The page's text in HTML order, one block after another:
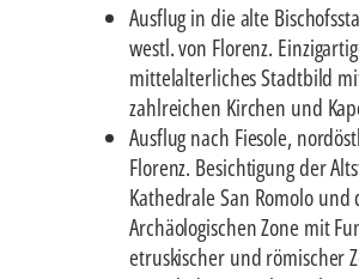
Ausflug in die alte
westl. von Florenz.
mittelalterliches Stadtbild
zahlreichen Kirchen und
Ausflug nach Fiesole,
Florenz. Besichtigung der
Kathedrale San Romolo und
Archäologischen Zone mit
etruskischer und römischer